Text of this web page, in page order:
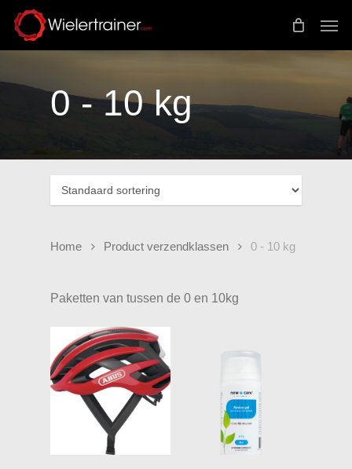
Skip
main
0 - 10 kg
Home Product verzendklassen 0 - 10 kg
Paketten van tussen de 0 en 10kg